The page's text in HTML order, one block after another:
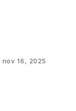
nov 16, 2025